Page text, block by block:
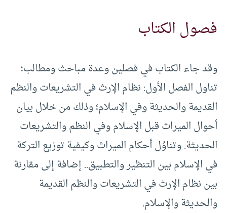
فصول الكتاب
وقد جاء الكتاب في فصلين وعدة مباحث ومطالب؛
تناول الفصل الأول: نظام الإرث في التشريعات والنظم
القديمة والحديثة وفي الإسلام؛ وذلك من خلال بيان
أحوال الميراث قبل الإسلام وفي النظم والتشريعات
الحديثة. وتناوُل أحكام الميراث وكيفية توزيع التركة
في الإسلام بين التنظير والتطبيق.. إضافة إلى مقارنة
بين نظام الإرث في التشريعات والنظم القديمة
والحديثة والإسلام.